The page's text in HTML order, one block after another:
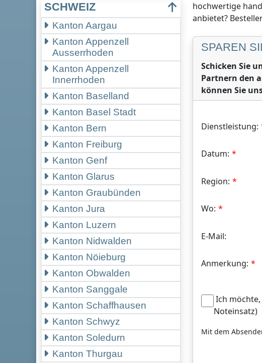
hochwertige
anbietet?
SPAREN
Schicken Sie
Partnern den
können Sie
Dienstleistung:
Datum:
Region:
Wo:
E-Mail:
Anmerkung:
Ich
Noteinsatz)
Mit dem
SCHWEIZ
Kanton Aargau
Kanton Appenzell
Ausserrhoden
Kanton Appenzell
Innerrhoden
Kanton Baselland
Kanton Basel Stadt
Kanton Bern
Kanton Freiburg
Kanton Genf
Kanton Glarus
Kanton Graubünden
Kanton Jura
Kanton Luzern
Kanton Nidwalden
Kanton Nöieburg
Kanton Obwalden
Kanton Sanggale
Kanton Schaffhausen
Kanton Schwyz
Kanton Soledurn
Kanton Thurgau